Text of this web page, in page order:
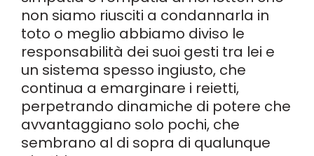
non siamo riusciti a condannarla in
toto o meglio abbiamo diviso le
responsabilità dei suoi gesti tra lei e
un sistema spesso ingiusto, che
continua a emarginare i reietti,
perpetrando dinamiche di potere che
avvantaggiano solo pochi, che
sembrano al di sopra di qualunque